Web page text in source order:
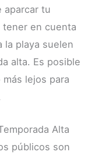
aparcar tu
en cuenta
la playa suelen
alta. Es posible
lejos para
Alta
públicos son